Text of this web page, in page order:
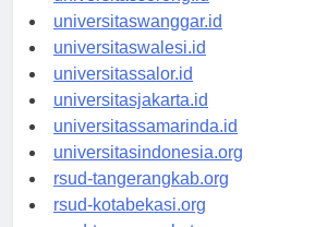
universitassorong.id
universitaswanggar.id
universitaswalesi.id
universitassalor.id
universitasjakarta.id
universitassamarinda.id
universitasindonesia.org
rsud-tangerangkab.org